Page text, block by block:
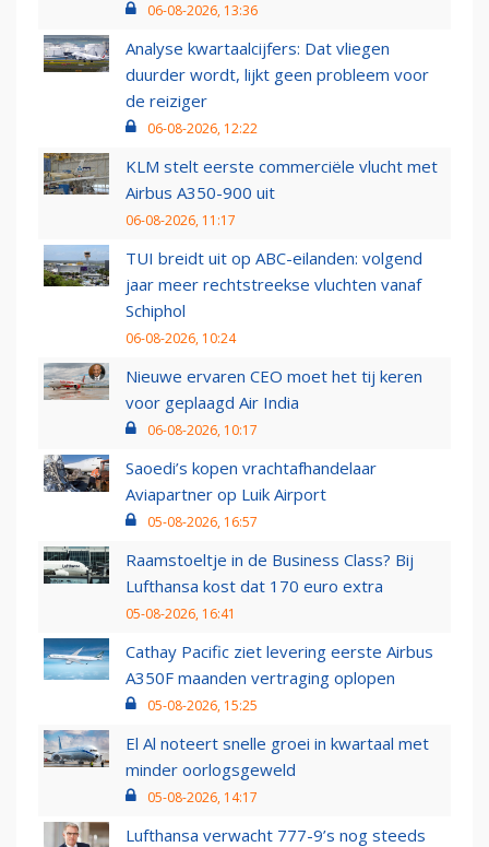
06-08-2026, 13:36
Analyse kwartaalcijfers: Dat vliegen
duurder wordt, lijkt geen probleem voor
de reiziger
06-08-2026, 12:22
KLM stelt eerste commerciële vlucht met
Airbus A350-900 uit
06-08-2026, 11:17
TUI breidt uit op ABC-eilanden: volgend
jaar meer rechtstreekse vluchten vanaf
Schiphol
06-08-2026, 10:24
Nieuwe ervaren CEO moet het tij keren
voor geplaagd Air India
06-08-2026, 10:17
Saoedi’s kopen vrachtafhandelaar
Aviapartner op Luik Airport
05-08-2026, 16:57
Raamstoeltje in de Business Class? Bij
Lufthansa kost dat 170 euro extra
05-08-2026, 16:41
Cathay Pacific ziet levering eerste Airbus
A350F maanden vertraging oplopen
05-08-2026, 15:25
El Al noteert snelle groei in kwartaal met
minder oorlogsgeweld
05-08-2026, 14:17
Lufthansa verwacht 777-9’s nog steeds